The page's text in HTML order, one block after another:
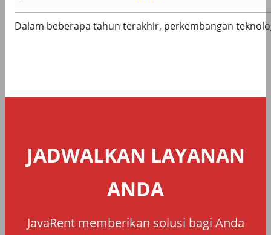
Dalam beberapa tahun terakhir, perkembangan
JADWALKAN LAYANAN
ANDA
JavaRent memberikan solusi bagi Anda